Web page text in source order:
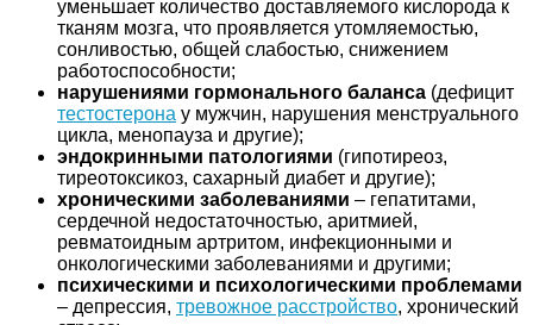
уменьшает количество доставляемого кислорода к
тканям мозга, что проявляется утомляемостью,
сонливостью, общей слабостью, снижением
работоспособности;
нарушениями гормонального баланса (дефицит
тестостерона у мужчин, нарушения менструального
цикла, менопауза и другие);
эндокринными патологиями (гипотиреоз,
тиреотоксикоз, сахарный диабет и другие);
хроническими заболеваниями – гепатитами,
сердечной недостаточностью, аритмией,
ревматоидным артритом, инфекционными и
онкологическими заболеваниями и другими;
психическими и психологическими проблемами
– депрессия, тревожное расстройство, хронический